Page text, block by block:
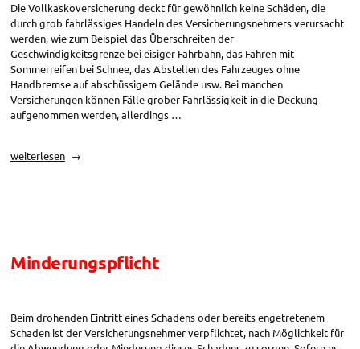
Die Vollkaskoversicherung deckt für gewöhnlich keine Schäden, die
durch grob fahrlässiges Handeln des Versicherungsnehmers verursacht
werden, wie zum Beispiel das Überschreiten der
Geschwindigkeitsgrenze bei eisiger Fahrbahn, das Fahren mit
Sommerreifen bei Schnee, das Abstellen des Fahrzeuges ohne
Handbremse auf abschüssigem Gelände usw. Bei manchen
Versicherungen können Fälle grober Fahrlässigkeit in die Deckung
aufgenommen werden, allerdings …
„Versicherungsschutz
weiterlesen
Minderungspflicht
Beim drohenden Eintritt eines Schadens oder bereits engetretenem
Schaden ist der Versicherungsnehmer verpflichtet, nach Möglichkeit für